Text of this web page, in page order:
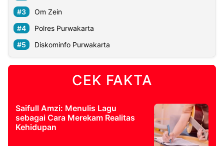
Om Zein
Polres Purwakarta
Diskominfo Purwakarta
CEK FAKTA
Saifull Amzi: Menulis Lagu
sebagai Cara Merekam Realitas
Kehidupan